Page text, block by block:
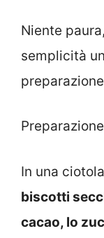
Niente
semplicità
Preparazione
In una ciotola
biscotti
cacao, lo